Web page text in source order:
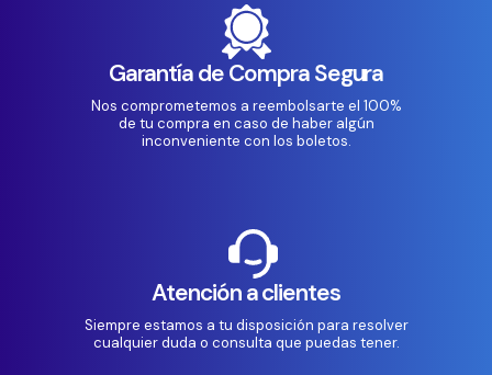
Garantía de Compra Segura
Nos comprometemos a reembolsarte el 100%
de tu compra en caso de haber algún
inconveniente con los boletos.
Atención a clientes
Siempre estamos a tu disposición para resolver
cualquier duda o consulta que puedas tener.